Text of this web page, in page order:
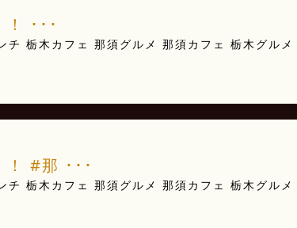
･･･
チ 栃木カフェ 那須グルメ 那須カフェ 栃木グルメ
！ #那 ･･･
チ 栃木カフェ 那須グルメ 那須カフェ 栃木グルメ